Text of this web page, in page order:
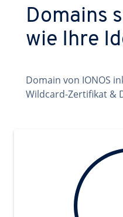
Domains
wie Ihre
Domain von IONOS
Wildcard-Zertifikat &